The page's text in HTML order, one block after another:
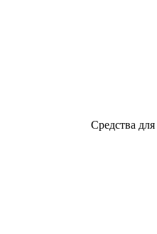
Средства